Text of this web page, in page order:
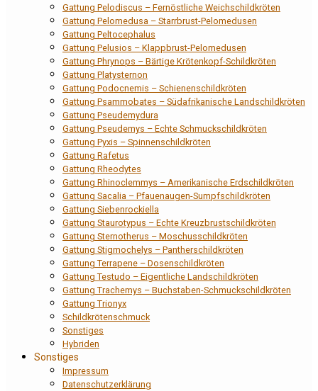
Gattung Pelodiscus – Fernöstliche Weichschildkröten
Gattung Pelomedusa – Starrbrust-Pelomedusen
Gattung Peltocephalus
Gattung Pelusios – Klappbrust-Pelomedusen
Gattung Phrynops – Bärtige Krötenkopf-Schildkröten
Gattung Platysternon
Gattung Podocnemis – Schienenschildkröten
Gattung Psammobates – Südafrikanische Landschildkröten
Gattung Pseudemydura
Gattung Pseudemys – Echte Schmuckschildkröten
Gattung Pyxis – Spinnenschildkröten
Gattung Rafetus
Gattung Rheodytes
Gattung Rhinoclemmys – Amerikanische Erdschildkröten
Gattung Sacalia – Pfauenaugen-Sumpfschildkröten
Gattung Siebenrockiella
Gattung Staurotypus – Echte Kreuzbrustschildkröten
Gattung Sternotherus – Moschusschildkröten
Gattung Stigmochelys – Pantherschildkröten
Gattung Terrapene – Dosenschildkröten
Gattung Testudo – Eigentliche Landschildkröten
Gattung Trachemys – Buchstaben-Schmuckschildkröten
Gattung Trionyx
Schildkrötenschmuck
Sonstiges
Hybriden
Sonstiges
Impressum
Datenschutzerklärung